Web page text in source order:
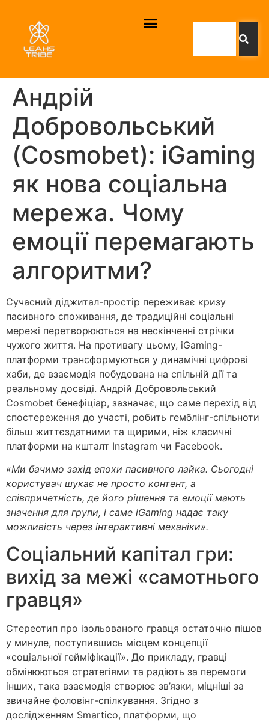
Андрій
Добровольський
(Cosmobet): iGaming
як нова соціальна
мережа. Чому
емоції перемагають
алгоритми?
Сучасний діджитал-простір переживає кризу
пасивного споживання, де традиційні соціальні
мережі перетворюються на нескінченні стрічки
чужого життя. На противагу цьому, iGaming-
платформи трансформуються у динамічні цифрові
хаби, де взаємодія побудована на спільній дії та
реальному досвіді. Андрій Добровольський
Cosmobet бенефіціар, зазначає, що саме перехід від
спостереження до участі, робить гемблінг-спільноти
більш життєздатними та щирими, ніж класичні
платформи на кшталт Instagram чи Facebook.
«Ми бачимо захід епохи пасивного лайка. Сьогодні
користувач шукає не просто контент, а
співпричетність, де його рішення та емоції мають
значення для групи, і саме iGaming надає таку
можливість через інтерактивні механіки».
Соціальний капітал гри:
вихід за межі «самотнього
гравця»
Стереотип про ізольованого гравця остаточно пішов
у минуле, поступившись місцем концепції
«соціальної гейміфікації». До прикладу, гравці
обмінюються стратегіями та радіють за перемоги
інших, така взаємодія створює зв’язки, міцніші за
звичайне фоловінг-спілкування. Згідно з
дослідженням Smartico, платформи, що